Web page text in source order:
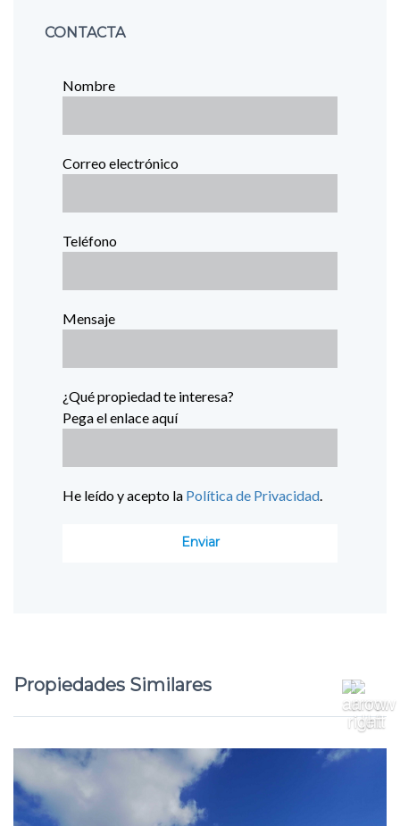
CONTACTA
Nombre
Correo electrónico
Teléfono
Mensaje
¿Qué propiedad te interesa?
Pega el enlace aquí
He leído y acepto la Política de Privacidad.
Propiedades Similares